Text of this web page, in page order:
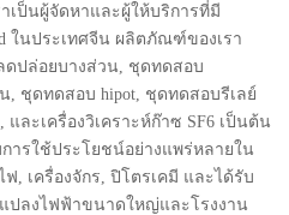
เป็นผู้จัดหาและผู้ให้บริการที่มี
ในประเทศจีน ผลิตภัณฑ์ของเรา
ดปล่อยบางส่วน, ชุดทดสอบ
ชุดทดสอบ hipot, ชุดทดสอบรีเลย์
ละเครื่องวิเคราะห์ก๊าซ SF6 เป็นต้น
ารใช้ประโยชน์อย่างแพร่หลายใน
, เครื่องจักร, ปิโตรเคมี และได้รับ
ปลงไฟฟ้าขนาดใหญ่และโรงงาน